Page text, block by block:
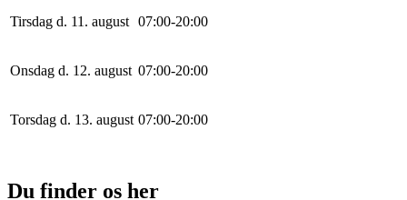
Tirsdag d. 11. august 07:00-20:00
Onsdag d. 12. august 07:00-20:00
Torsdag d. 13. august 07:00-20:00
Du finder os her